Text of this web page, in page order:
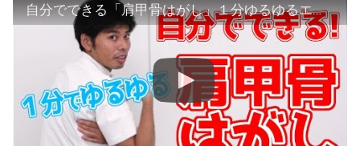
自分でできる「肩甲骨はがし」１分ゆるゆるエクササイズ！